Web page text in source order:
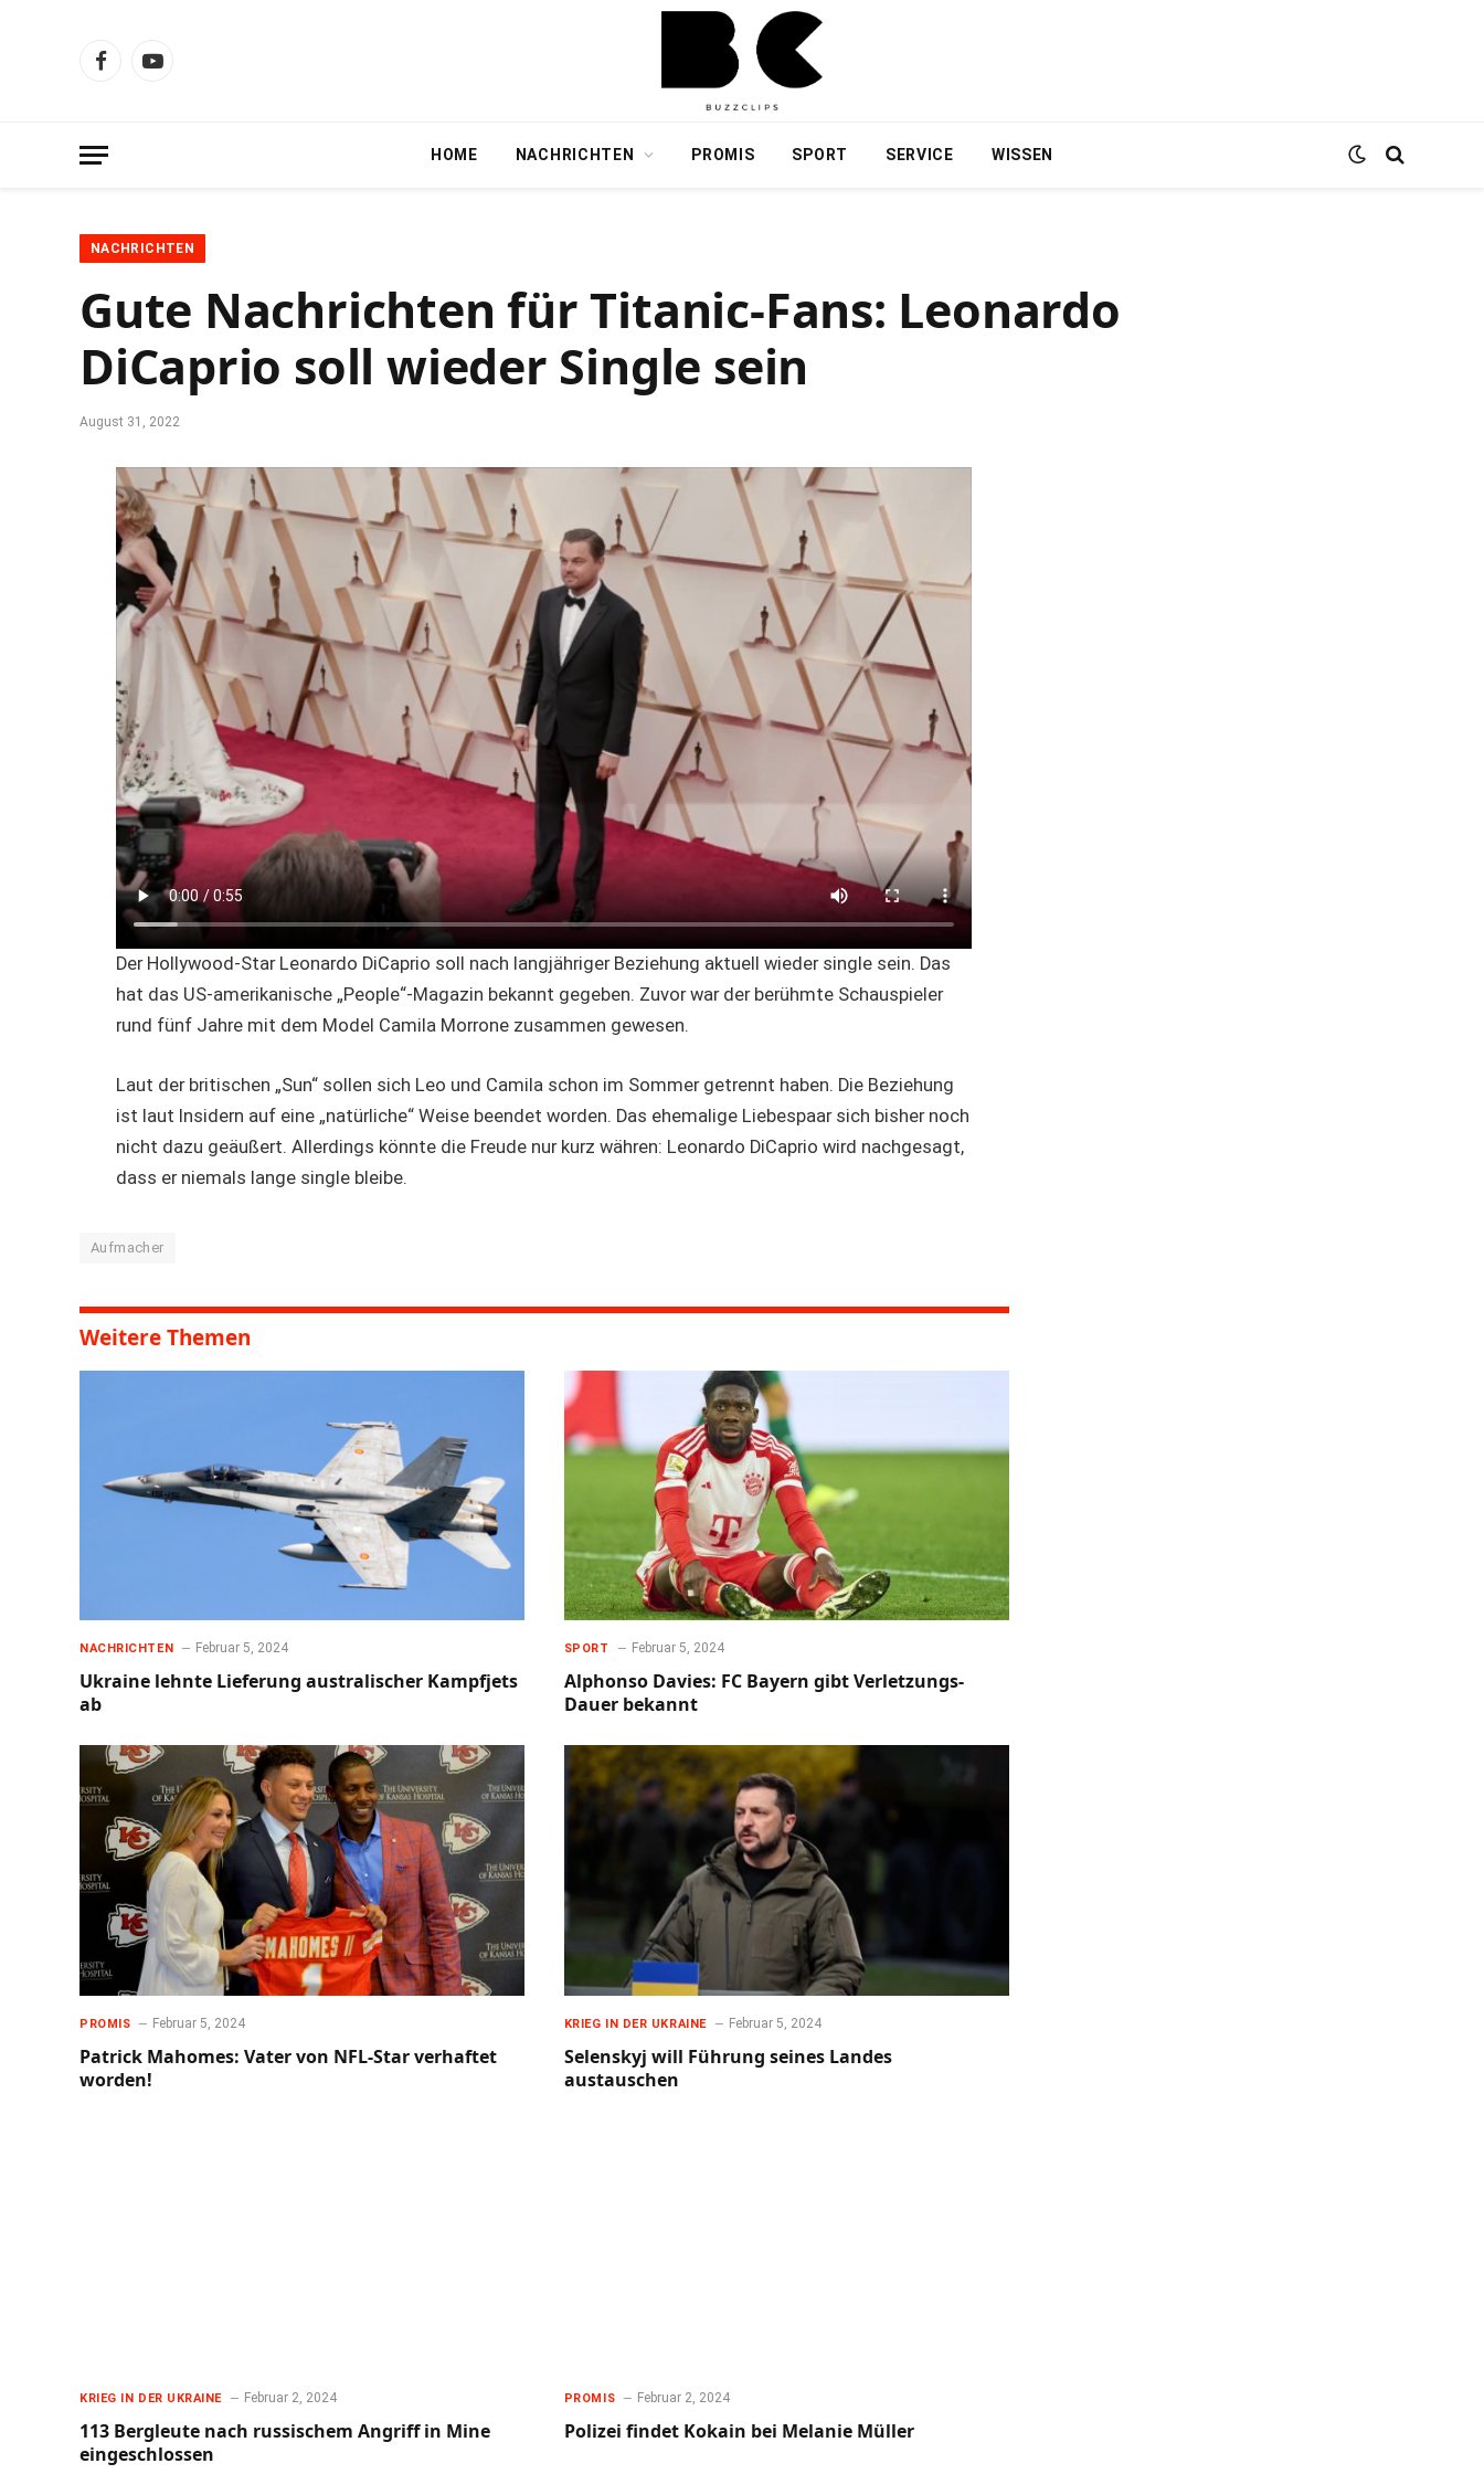
FacebookYouTube
HOME NACHRICHTEN PROMIS SPORT SERVICE WISSEN
NACHRICHTEN
Gute Nachrichten für Titanic-Fans: Leonardo
DiCaprio soll wieder Single sein
August 31, 2022
Der Hollywood-Star Leonardo DiCaprio soll nach langjähriger Beziehung aktuell wieder single sein. Das
hat das US-amerikanische „People“-Magazin bekannt gegeben. Zuvor war der berühmte Schauspieler
rund fünf Jahre mit dem Model Camila Morrone zusammen gewesen.
Laut der britischen „Sun“ sollen sich Leo und Camila schon im Sommer getrennt haben. Die Beziehung
ist laut Insidern auf eine „natürliche“ Weise beendet worden. Das ehemalige Liebespaar sich bisher noch
nicht dazu geäußert. Allerdings könnte die Freude nur kurz währen: Leonardo DiCaprio wird nachgesagt,
dass er niemals lange single bleibe.
Aufmacher
Weitere Themen
NACHRICHTEN Februar 5, 2024
Ukraine lehnte Lieferung australischer Kampfjets
ab
SPORT Februar 5, 2024
Alphonso Davies: FC Bayern gibt Verletzungs-
Dauer bekannt
PROMIS Februar 5, 2024
Patrick Mahomes: Vater von NFL-Star verhaftet
worden!
KRIEG IN DER UKRAINE Februar 5, 2024
Selenskyj will Führung seines Landes
austauschen
KRIEG IN DER UKRAINE Februar 2, 2024
113 Bergleute nach russischem Angriff in Mine
eingeschlossen
PROMIS Februar 2, 2024
Polizei findet Kokain bei Melanie Müller